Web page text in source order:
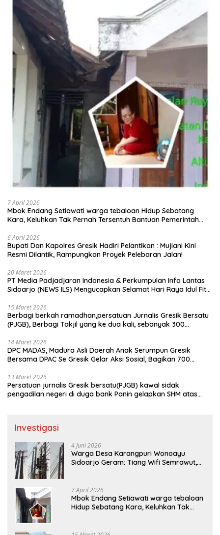
7 April 2026
Mbok Endang Setiawati warga tebaloan Hidup Sebatang
Kara, Keluhkan Tak Pernah Tersentuh Bantuan Pemerintah
6 April 2026
​Bupati Dan Kapolres Gresik Hadiri Pelantikan : Mujiani Kini
Resmi Dilantik, Rampungkan Proyek Pelebaran Jalan!
20 Maret 2026
PT Media Padjadjaran Indonesia & Perkumpulan Info Lantas
Sidoarjo (NEWS ILS) Mengucapkan Selamat Hari Raya Idul Fitri
15 Maret 2026
Berbagi berkah ramadhan,persatuan Jurnalis Gresik Bersatu
(PJGB), Berbagi Takjil yang ke dua kali, sebanyak 300
14 Maret 2026
DPC MADAS, Madura Asli Daerah Anak Serumpun Gresik
Bersama DPAC Se Gresik Gelar Aksi Sosial, Bagikan 700
13 Maret 2026
Persatuan jurnalis Gresik bersatu(PJGB) kawal sidak
pengadilan negeri di duga bank Panin gelapkan SHM atas
Investigasi
4 Juni 2026
Warga Desa Karangpuri Wonoayu
Sidoarjo Geram: Tiang Wifi Semrawut,
7 April 2026
Mbok Endang Setiawati warga tebaloan
Hidup Sebatang Kara, Keluhkan Tak